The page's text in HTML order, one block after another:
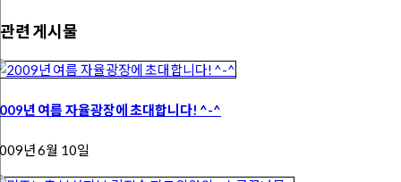
관련 게시물
년 여름 자율광장에 초대합니다! ^-^
년 6월 10일